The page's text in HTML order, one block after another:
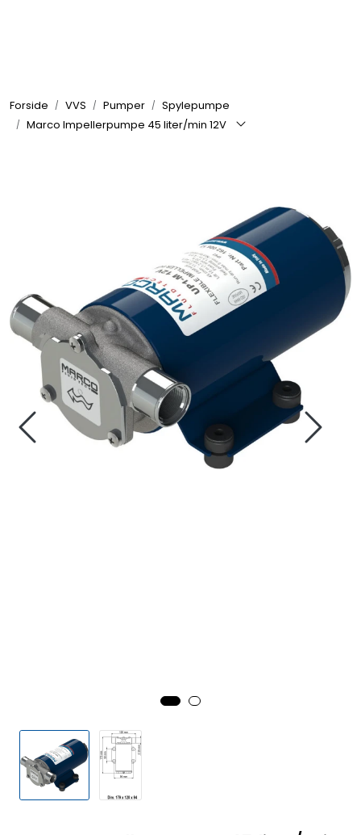
Forside VVS Pumper
Spylepumpe
Marco Impellerpumpe 45 liter/min 12V
Elektrisk
Motor/Styring
Fortøyning
Fritid/Sikkerhet